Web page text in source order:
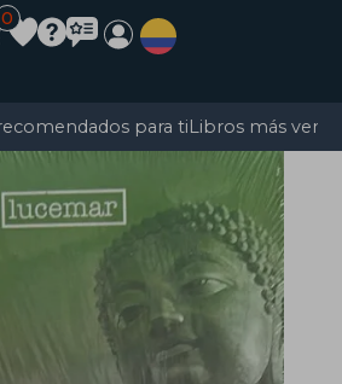
0
para tiLibros más